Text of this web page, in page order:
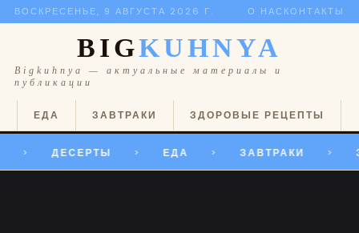
ВОСКРЕСЕНЬЕ, 9 АВГУСТА 2026 Г. О НАС КОНТАКТЫ
BIGKUHNYA
Bigkuhnya — актуальные материалы и
публикации
ЕДА ЗАВТРАКИ ЗДОРОВЫЕ РЕЦЕПТЫ
> ДЕСЕРТЫ > ЕДА > ЗАВТРАКИ >